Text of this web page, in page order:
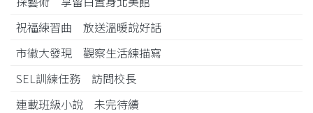
祝福練習曲 放送溫暖說好話
市徽大發現 觀察生活練描寫
SEL訓練任務 訪問校長
連載班級小說 未完待續